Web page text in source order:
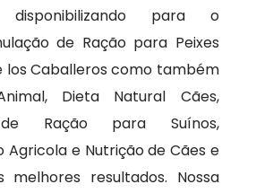
disponibilizando para o
de Ração para Peixes
los Caballeros como também
Dieta Natural Cães,
de Ração para Suínos,
e Nutrição de Cães e
resultados. Nossa